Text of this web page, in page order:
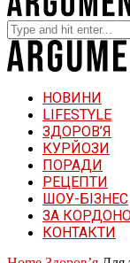
НОВИНИ
LIFESTYLE
ЗДОРОВ’Я
КУРЙОЗИ
ПОРАДИ
РЕЦЕПТИ
ШОУ-БІЗНЕС
ЗА
КОНТАКТИ